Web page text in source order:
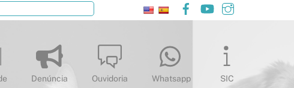
Facebook
YouTube
Denúncia Ouvidoria Whatsapp SIC